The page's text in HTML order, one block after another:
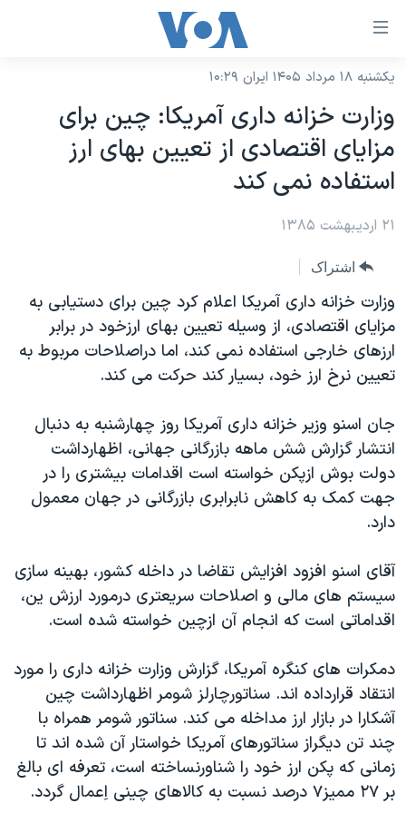
لینکهای
دسترسی
جهش
محتوای
اصلی
صفحه
جهش
به
جستجو
نسخه سبک وب‌سایت
موضوع ها
آمریکا
جهان
ورزشی
گزیده‌ها
ویژه برنامه‌ها
ویدیوها
فرهنگ و زندگی
حقوق شهروندی
اقتصادی
علم و فناوری
گالری عکس
آرشیو پخش زنده
برنامه های تلویزیونی
جدول برنامه ها
صفحه‌های ویژه
جام جهانی ۲۰۲۶
عملیات خشم حماسی
۲۵۰سالگی آمریکا
بایگانی برنامه‌های تلویزیونی
مستندها
انتخابات ریاست جمهوری آمریکا ۲۰۲۴
حمله جمهوری اسلامی به اسرائیل
رمز مهسا
اعتراضات زن، زندگی، آزادی
مجموعه مستندهای دادخواهی
دادگاه حمید نوری
چهل سال گروگان‌گیری
قانون شفافیت دارائی کادر رهبری ایران
اعتراضات مردمی آبان ۹۸
فرکانس‌های صدای آمریکا
پخش رادیویی
یادگیری زبان انگلیسی
دنبال کنید
یکشنبه ۱۸ مرداد ۱۴۰۵ ایران ۱۰:۲۹
وزارت خزانه داری آمريکا: چين برای
مزايای اقتصادی از تعيين بهای ارز
استفاده نمی کند
۲۱ اردیبهشت ۱۳۸۵
اشتراک
وزارت خزانه داری آمريکا اعلام کرد چين برای دستيابی به
مزايای اقتصادی، از وسيله تعيين بهای ارزخود در برابر
ارزهای خارجی استفاده نمی کند، اما دراصلاحات مربوط به
تعيين نرخ ارز خود، بسيار کند حرکت می کند.
جان اسنو وزير خزانه داری آمريکا روز چهارشنبه به دنبال
انتشار گزارش شش ماهه بازرگانی جهانی، اظهارداشت
دولت بوش ازپکن خواسته است اقدامات بيشتری را در
جهت کمک به کاهش نابرابری بازرگانی در جهان معمول
دارد.
آقای اسنو افزود افزايش تقاضا در داخله کشور، بهينه سازی
سيستم های مالی و اصلاحات سريعتری درمورد ارزش ين،
اقداماتی است که انجام آن ازچين خواسته شده است.
دمکرات های کنگره آمريکا، گزارش وزارت خزانه داری را مورد
انتقاد قرارداده اند. سناتورچارلز شومر اظهارداشت چين
آشکارا در بازار ارز مداخله می کند. سناتور شومر همراه با
چند تن ديگراز سناتورهای آمريکا خواستار آن شده اند تا
زمانی که پکن ارز خود را شناورنساخته است، تعرفه ای بالغ
بر ٢٧ مميز٧ درصد نسبت به کالاهای چينی اِعمال گردد.